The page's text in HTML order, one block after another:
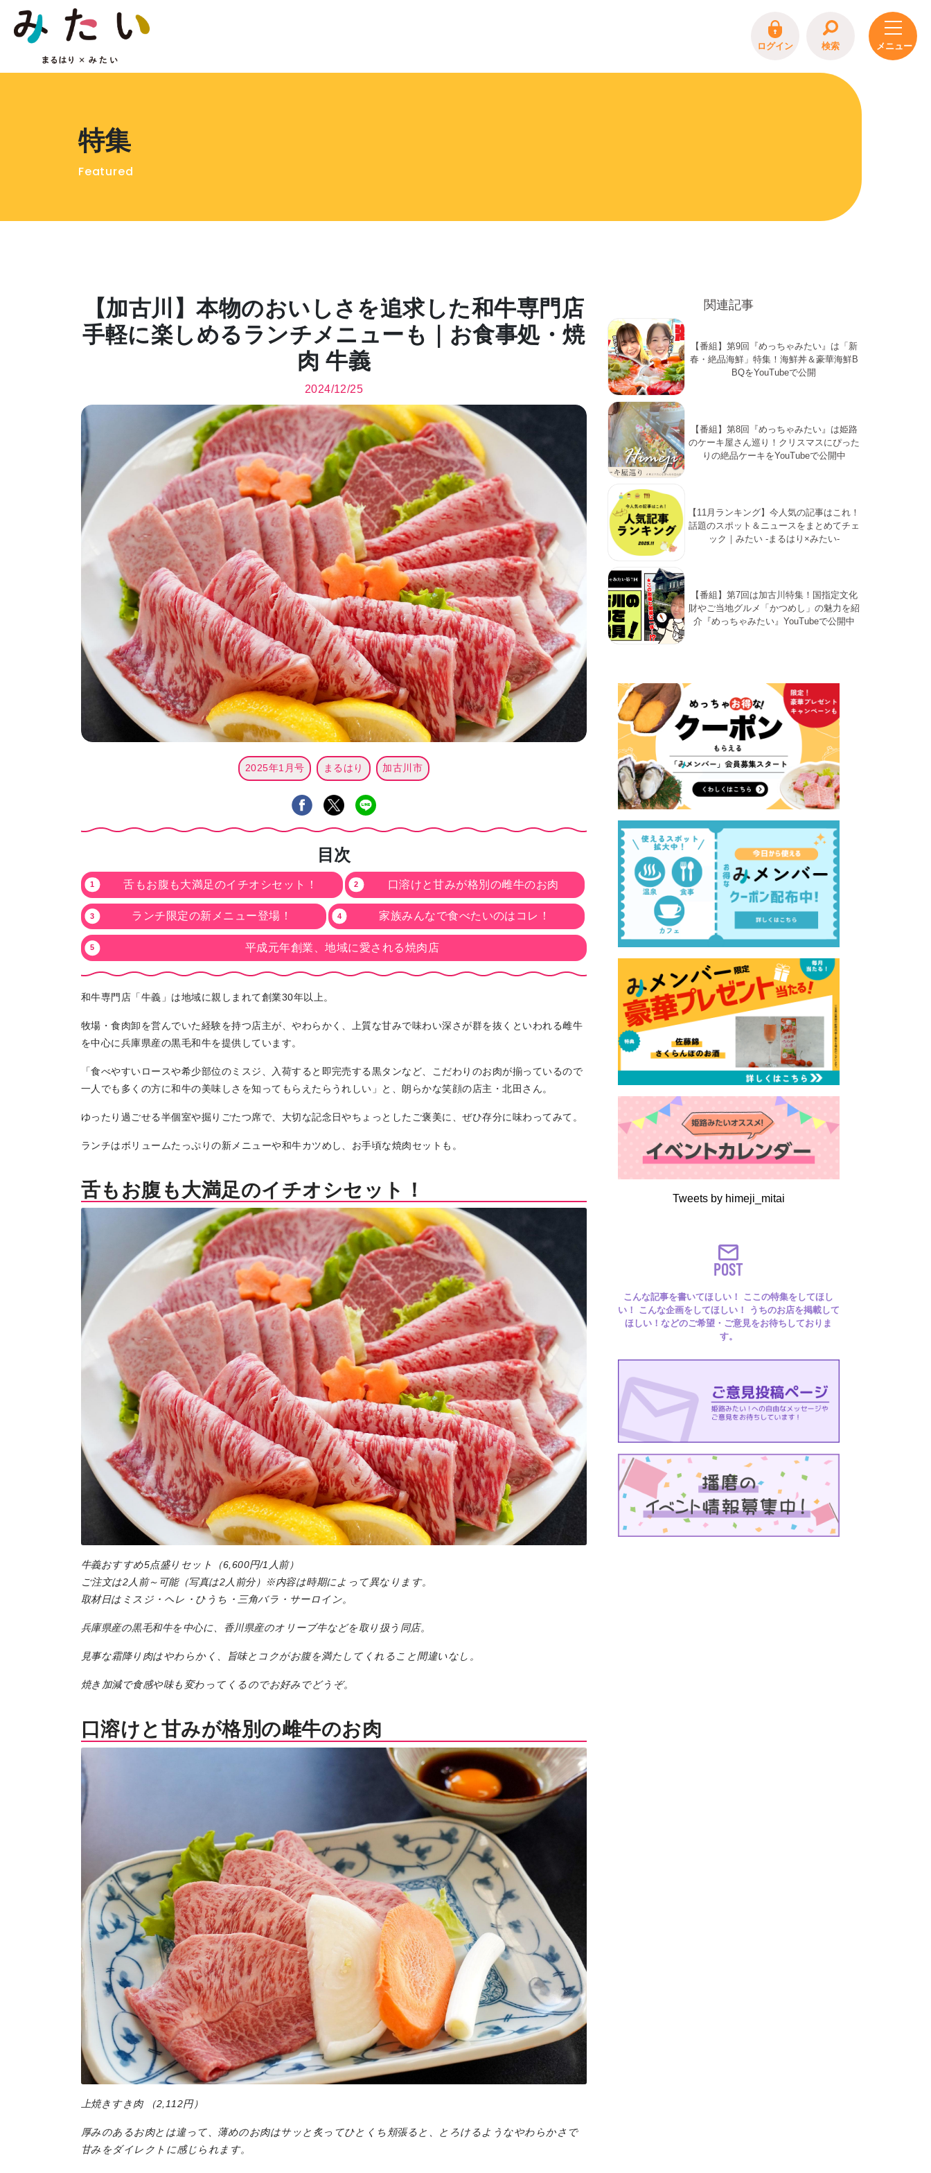
ログイン 検索
トップページ
Top page
特集
Featured
イベント
Events
まるはり 雑誌・デジタルブック
Digital books
地場産品/ツクリビト
Local products Travel
特集
Featured
【加古川】本物のおいしさを追求した和牛専門店
手軽に楽しめるランチメニューも｜お食事処・焼
肉 牛義
2024/12/25
2025年1月号 まるはり 加古川市
目次
舌もお腹も大満足のイチオシセット！ 口溶けと甘みが格別の雌牛のお肉
ランチ限定の新メニュー登場！ 家族みんなで食べたいのはコレ！
平成元年創業、地域に愛される焼肉店
和牛専門店「牛義」は地域に親しまれて創業30年以上。
牧場・食肉卸を営んでいた経験を持つ店主が、やわらかく、上質な甘みで味わい深さが群を抜くといわれる雌牛
を中心に兵庫県産の黒毛和牛を提供しています。
「食べやすいロースや希少部位のミスジ、入荷すると即完売する黒タンなど、こだわりのお肉が揃っているので
一人でも多くの方に和牛の美味しさを知ってもらえたらうれしい」と、朗らかな笑顔の店主・北田さん。
ゆったり過ごせる半個室や掘りごたつ席で、大切な記念日やちょっとしたご褒美に、ぜひ存分に味わってみて。
ランチはボリュームたっぷりの新メニューや和牛カツめし、お手頃な焼肉セットも。
舌もお腹も大満足のイチオシセット！
牛義おすすめ5点盛りセット（6,600円/1人前）
ご注文は2人前～可能（写真は2人前分）※内容は時期によって異なります。
取材日はミスジ・ヘレ・ひうち・三角バラ・サーロイン。
兵庫県産の黒毛和牛を中心に、香川県産のオリーブ牛などを取り扱う同店。
見事な霜降り肉はやわらかく、旨味とコクがお腹を満たしてくれること間違いなし。
焼き加減で食感や味も変わってくるのでお好みでどうぞ。
口溶けと甘みが格別の雌牛のお肉
上焼きすき肉 （2,112円）
厚みのあるお肉とは違って、薄めのお肉はサッと炙ってひとくち頬張ると、とろけるようなやわらかさで
甘みをダイレクトに感じられます。
関連記事
【番組】第9回『めっちゃみたい』は「新
春・絶品海鮮」特集！海鮮丼＆豪華海鮮B
BQをYouTubeで公開
【番組】第8回『めっちゃみたい』は姫路
のケーキ屋さん巡り！クリスマスにぴった
りの絶品ケーキをYouTubeで公開中
【11月ランキング】今人気の記事はこれ！
話題のスポット＆ニュースをまとめてチェ
ック｜みたい -まるはり×みたい-
【番組】第7回は加古川特集！国指定文化
財やご当地グルメ「かつめし」の魅力を紹
介『めっちゃみたい』YouTubeで公開中
Tweets by himeji_mitai
POST
こんな記事を書いてほしい！ ここの特集をしてほし
い！ こんな企画をしてほしい！ うちのお店を掲載して
ほしい！などのご希望・ご意見をお待ちしておりま
す。